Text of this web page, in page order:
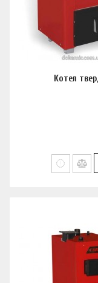
Котел